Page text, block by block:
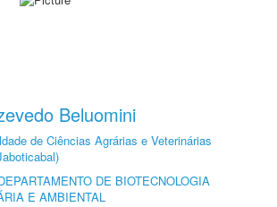
Beluomini
de Ciências Agrárias e Veterinárias
DE BIOTECNOLOGIA
E AMBIENTAL